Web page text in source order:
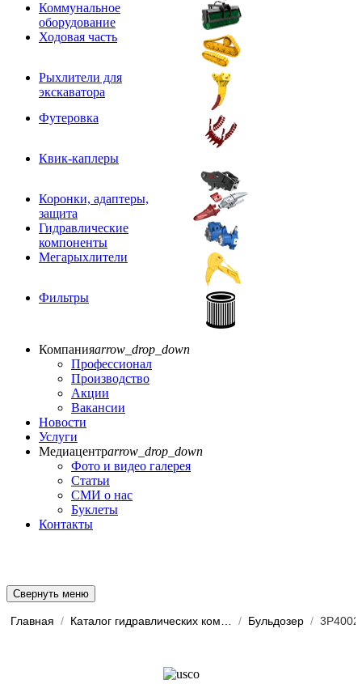
Коммунальное
оборудование
Ходовая часть
Рыхлители для
экскаватора
Футеровка
Квик-каплеры
Коронки, адаптеры,
защита
Гидравлические
компоненты
Мегарыхлители
Фильтры
Компанияarrow_drop_down
Профессионал
Производство
Акции
Вакансии
Новости
Услуги
Медиацентрarrow_drop_down
Фото и видео галерея
Статьи
СМИ о нас
Буклеты
Контакты
Свернуть меню
Главная / / Бульдозер / 3P4002